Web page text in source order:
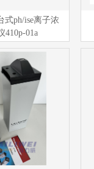
式ph/ise离子浓
410p-01a